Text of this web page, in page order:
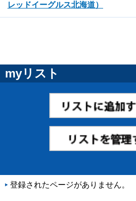
レッドイーグルス北海道）
myリスト
登録されたページがありません。